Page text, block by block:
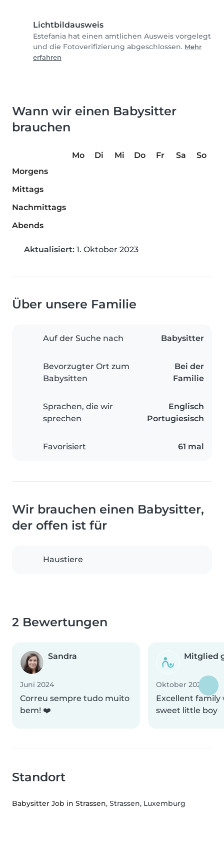
Lichtbildausweis
Estefania hat einen amtlichen Ausweis vorgelegt
und die Fotoverifizierung abgeschlossen. Mehr
erfahren
Wann wir einen Babysitter
brauchen
Mo Di Mi Do Fr Sa
So
Morgens
Mittags
Nachmittags
Abends
Aktualisiert: 1. Oktober 2023
Über unsere Familie
Auf der Suche nach Babysitter
Bevorzugter Ort zum
Babysitten
Bei der
Familie
Sprachen, die wir
sprechen
Englisch
Portugiesisch
Favorisiert 61 mal
Wir brauchen einen Babysitter,
der offen ist für
Haustiere
2 Bewertungen
Sandra
Juni 2024
Correu sempre tudo muito
bem! ❤️
Mitglied
Oktober 2023
Excellent family
sweet little boy
Standort
Babysitter Job in Strassen, Strassen, Luxemburg